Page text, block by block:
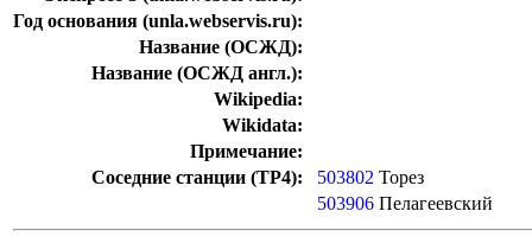
Год основания (unla.webservis.ru):
Название (ОСЖД):
Название (ОСЖД англ.):
Wikipedia:
Wikidata:
Примечание:
Соседние станции (ТР4):
503802 Торез
503906 Пелагеевский